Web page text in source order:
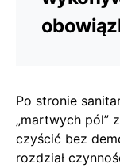
Po stronie
„martwych pól”
czyścić bez
rozdział